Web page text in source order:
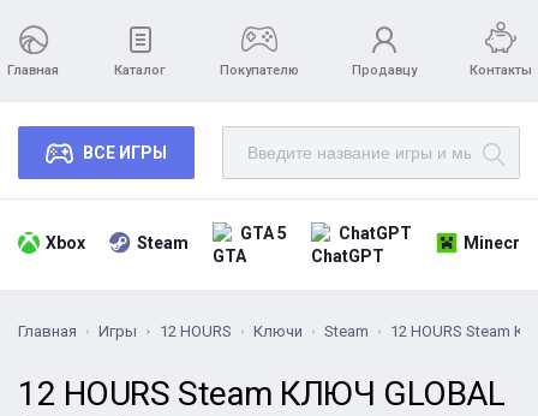
Главная Каталог Покупателю Продавцу Контакты
ВСЕ ИГРЫ
Xbox Steam GTA 5 ChatGPT
Главная Игры 12 HOURS Ключи Steam 12 HOURS Steam
12 HOURS Steam КЛЮЧ GLOBAL